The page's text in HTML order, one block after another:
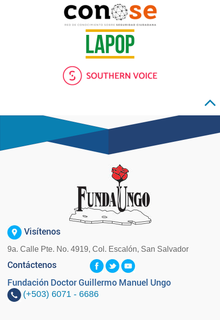
Visítenos
9a. Calle Pte. No. 4919, Col. Escalón, San Salvador
Contáctenos
Fundación Doctor Guillermo Manuel Ungo
(+503) 6071 - 6686